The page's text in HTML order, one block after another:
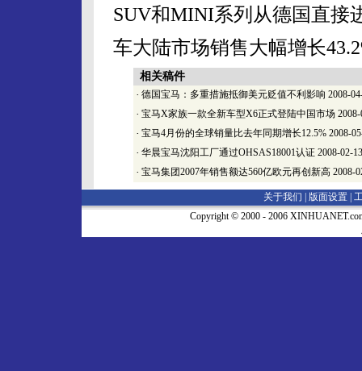
SUV和MINI系列从德国直接
车大陆市场销售大幅增长
相关稿件
· 德国宝马：多重措施抵御美元贬值不利影响 2008-
· 宝马X家族一款全新车型X6正式登陆中国市场
· 宝马4月份的全球销量比去年同期增长12.5% 2008-
· 华晨宝马沈阳工厂通过OHSAS18001认证 2008-02-13
· 宝马集团2007年销售额达560亿欧元再创新高 2008-
关于我们 | 版面设置
Copyright © 2000 - 2006